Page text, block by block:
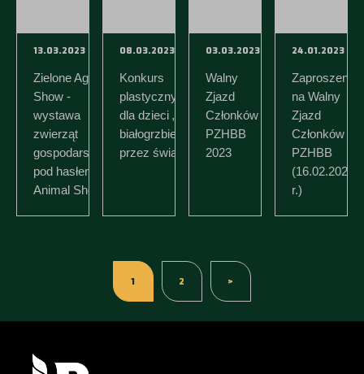
13.03.2023
Zielone Agro
Show -
wystawa
zwierząt
gospodarskich
pod hasłem
Animal Show
08.03.2023
Konkurs
plastyczny
dla dzieci „Z
białogrzbietką
przez świat”
03.03.2023
Walny
Zjazd
Członków
PZHBB
2023
24.01.2023
Zaproszenie
na Walny
Zjazd
Członków
PZHBB
(16.02.2023
r.)
1 2 >